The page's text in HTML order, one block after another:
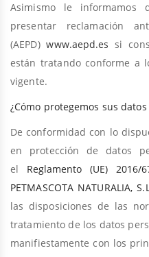
Asimismo le
presentar reclamación
(AEPD)www.aepd.es si
están tratando conforme a
vigente.
¿Cómo protegemos sus
De conformidad con lo
en protección de datos
el Reglamento (UE)
PETMASCOTA NATURALIA,
las disposiciones de las
tratamiento de los datos
manifiestamente con los